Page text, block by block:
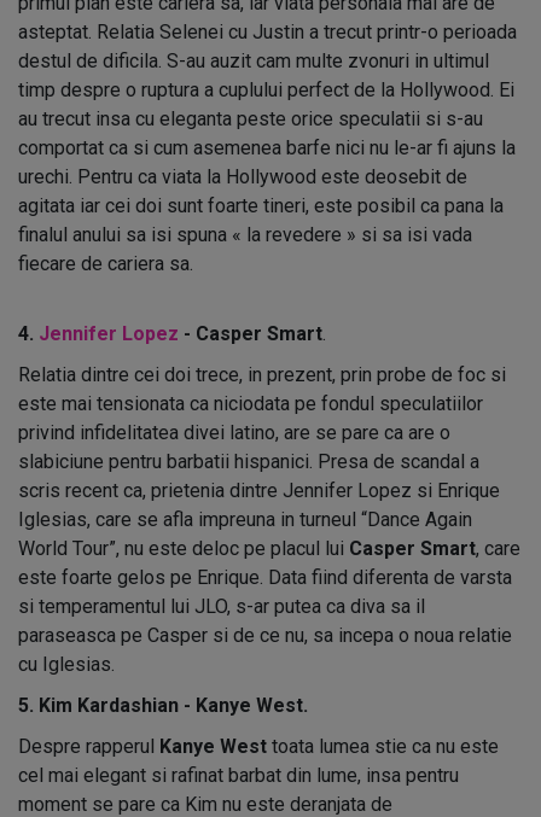
asteptat. Relatia Selenei cu Justin a trecut printr-o perioada
destul de dificila. S-au auzit cam multe zvonuri in ultimul
timp despre o ruptura a cuplului perfect de la Hollywood. Ei
au trecut insa cu eleganta peste orice speculatii si s-au
comportat ca si cum asemenea barfe nici nu le-ar fi ajuns la
urechi. Pentru ca viata la Hollywood este deosebit de
agitata iar cei doi sunt foarte tineri, este posibil ca pana la
finalul anului sa isi spuna « la revedere » si sa isi vada
fiecare de cariera sa.
4. Jennifer Lopez - Casper Smart.
Relatia dintre cei doi trece, in prezent, prin probe de foc si
este mai tensionata ca niciodata pe fondul speculatiilor
privind infidelitatea divei latino, are se pare ca are o
slabiciune pentru barbatii hispanici. Presa de scandal a
scris recent ca, prietenia dintre Jennifer Lopez si Enrique
Iglesias, care se afla impreuna in turneul “Dance Again
World Tour”, nu este deloc pe placul lui Casper Smart, care
este foarte gelos pe Enrique. Data fiind diferenta de varsta
si temperamentul lui JLO, s-ar putea ca diva sa il
paraseasca pe Casper si de ce nu, sa incepa o noua relatie
cu Iglesias.
5. Kim Kardashian - Kanye West.
Despre rapperul Kanye West toata lumea stie ca nu este
cel mai elegant si rafinat barbat din lume, insa pentru
moment se pare ca Kim nu este deranjata de